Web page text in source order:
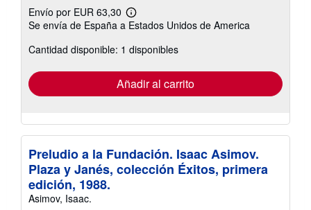
Envío por EUR 63,30
Más
información
las
tarifas
envío
Se envía de España a Estados Unidos de America
Cantidad disponible: 1 disponibles
Añadir al carrito
Preludio a la Fundación. Isaac Asimov.
Plaza y Janés, colección Éxitos, primera
edición, 1988.
Asimov, Isaac.